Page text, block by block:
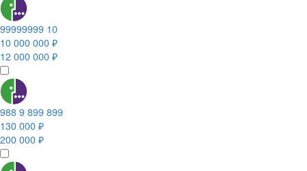
99999999 10
10 000 000 ₽
12 000 000 ₽
988 9 899 899
130 000 ₽
200 000 ₽